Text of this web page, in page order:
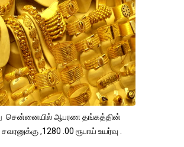
சென்னையில் ஆபரண தங்கத்தின்
,1280 .00 ரூபாய் உயர்வு .